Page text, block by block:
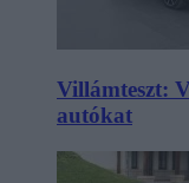
Villámteszt:
autókat